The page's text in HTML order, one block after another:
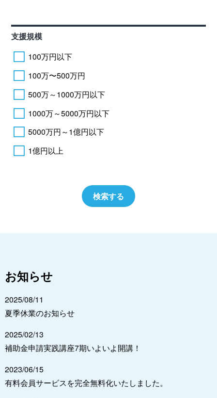
支援規模
100万円以下
100万〜500万円
500万～1000万円以下
1000万～5000万円以下
5000万円～1億円以下
1億円以上
お知らせ
2025/08/11
夏季休業のお知らせ
2025/02/13
補助金申請実践講座7期いよいよ開講！
2023/06/15
有料会員サービスを完全無料化いたしました。